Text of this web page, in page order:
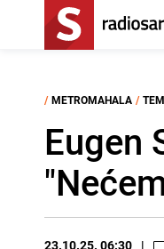
/ METROMAHALA /
Eugen
23.10.25. 06:30